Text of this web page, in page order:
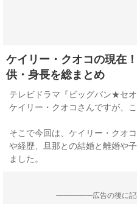
ケイリー・クオコの現在
供・身長を総まとめ
テレビドラマ『ビッグバン★セ
ケイリー・クオコさんですが、
そこで今回は、ケイリー・クオ
や経歴、旦那との結婚と離婚や
ました。
--------------------広告の後に